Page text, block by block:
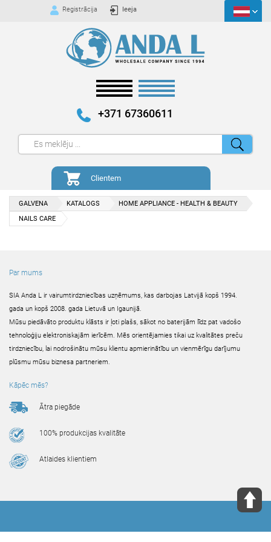
Registrācija Ieeja
+371 67360611
Clientem
GALVENA KATALOGS
HOME APPLIANCE - HEALTH & BEAUTY
NAILS CARE
Par mums
SIA Anda L ir vairumtirdzniecības uzņēmums, kas darbojas Latvijā kopš 1994.
gada un kopš 2008. gada Lietuvā un Igaunijā.
Mūsu piedāvāto produktu klāsts ir ļoti plašs, sākot no baterijām līdz pat vadošo
tehnoloģiju elektroniskajām ierīcēm. Mēs orientējamies tikai uz kvalitātes preču
tirdzniecību, lai nodrošinātu mūsu klientu apmierinātību un vienmērīgu darījumu
plūsmu mūsu biznesa partneriem.
Kāpēc mēs?
Ātra piegāde
100% produkcijas kvalitāte
Atlaides klientiem